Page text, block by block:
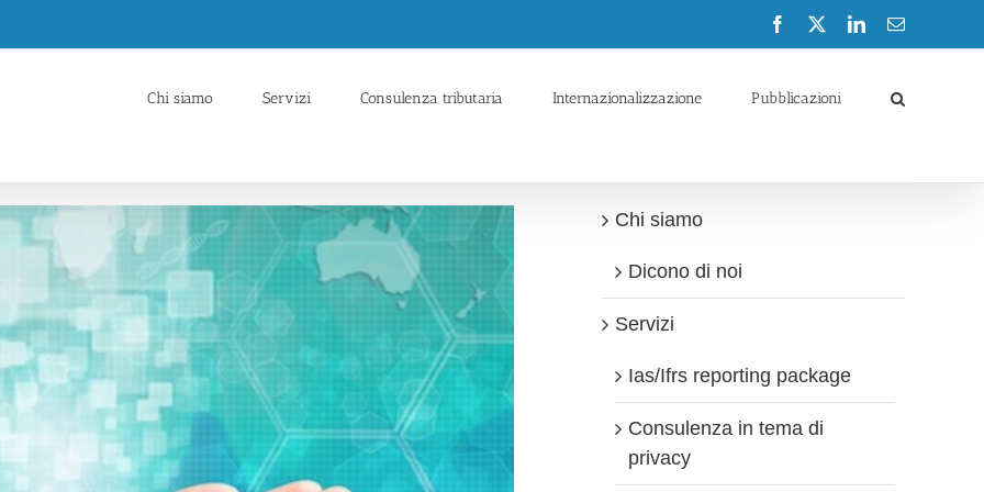
Facebook LinkedInEmail
Chi siamo Servizi Consulenza tributaria Internazionalizzazione Pubblicazioni
Chi siamo
Dicono di noi
Servizi
Ias/Ifrs reporting package
Consulenza in tema di
privacy